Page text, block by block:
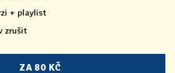
+ playlist
zrušit
ZA 80 KČ